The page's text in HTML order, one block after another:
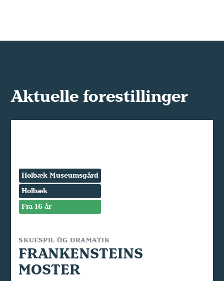
Aktuelle forestillinger
Holbæk Museumsgård
Holbæk
Fra 16 år
SKUESPIL OG DRAMATIK
FRANKENSTEINS
MOSTER